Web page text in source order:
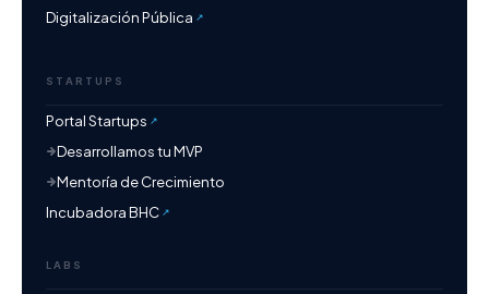
Digitalización Pública
STARTUPS
Portal Startups
Desarrollamos tu MVP
Mentoría de Crecimiento
Incubadora BHC
LABS